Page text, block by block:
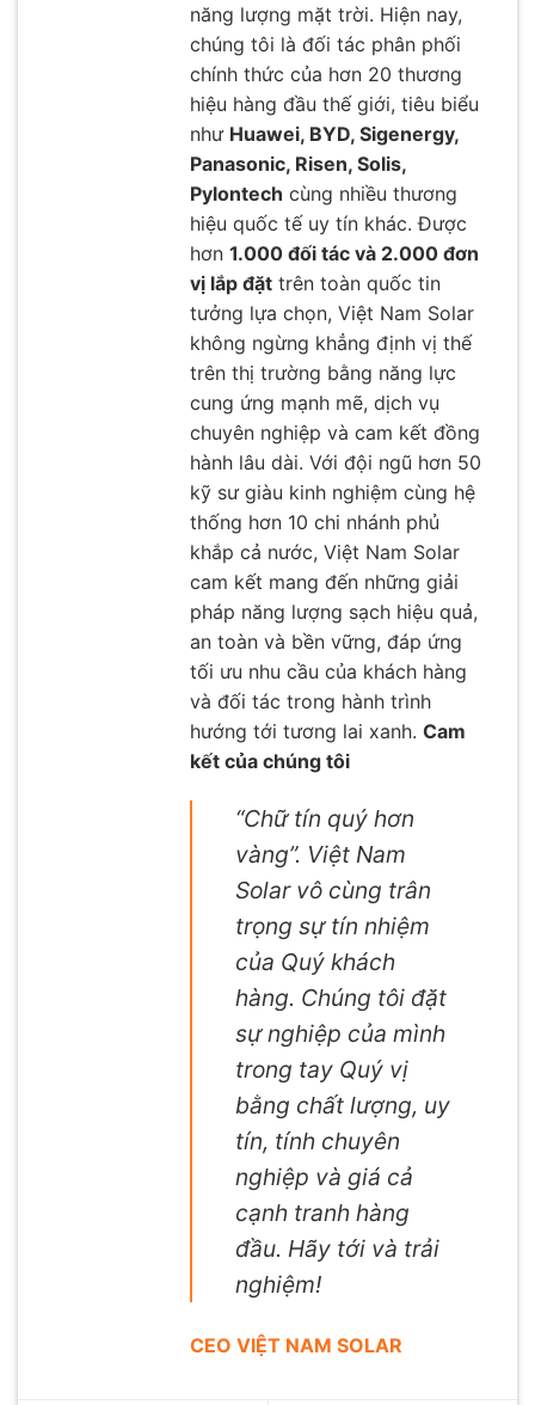
năng lượng mặt trời. Hiện nay,
chúng tôi là đối tác phân phối
chính thức của hơn 20 thương
hiệu hàng đầu thế giới, tiêu biểu
như Huawei, BYD, Sigenergy,
Panasonic, Risen, Solis,
Pylontech cùng nhiều thương
hiệu quốc tế uy tín khác. Được
hơn 1.000 đối tác và 2.000 đơn
vị lắp đặt trên toàn quốc tin
tưởng lựa chọn, Việt Nam Solar
không ngừng khẳng định vị thế
trên thị trường bằng năng lực
cung ứng mạnh mẽ, dịch vụ
chuyên nghiệp và cam kết đồng
hành lâu dài. Với đội ngũ hơn 50
kỹ sư giàu kinh nghiệm cùng hệ
thống hơn 10 chi nhánh phủ
khắp cả nước, Việt Nam Solar
cam kết mang đến những giải
pháp năng lượng sạch hiệu quả,
an toàn và bền vững, đáp ứng
tối ưu nhu cầu của khách hàng
và đối tác trong hành trình
hướng tới tương lai xanh. Cam
kết của chúng tôi
“Chữ tín quý hơn
vàng”. Việt Nam
Solar vô cùng trân
trọng sự tín nhiệm
của Quý khách
hàng. Chúng tôi đặt
sự nghiệp của mình
trong tay Quý vị
bằng chất lượng, uy
tín, tính chuyên
nghiệp và giá cả
cạnh tranh hàng
đầu. Hãy tới và trải
nghiệm!
CEO VIỆT NAM SOLAR